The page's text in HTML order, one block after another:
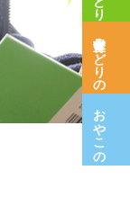
保育室みどりの木
おやこの広場